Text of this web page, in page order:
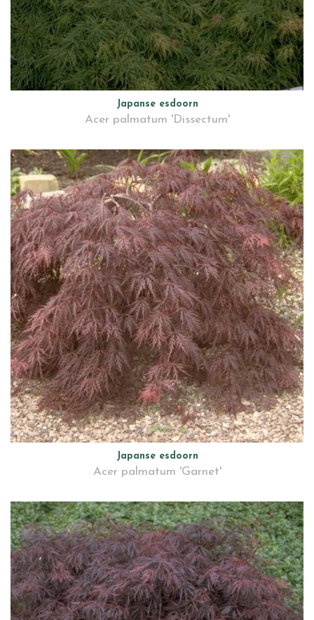
Japanse esdoorn
Acer palmatum 'Dissectum'
Japanse esdoorn
Acer palmatum 'Garnet'